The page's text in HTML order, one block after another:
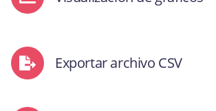
Exportar archivo CSV